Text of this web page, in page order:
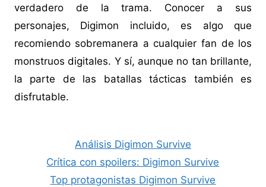
verdadero de la trama. Conocer a sus
personajes, Digimon incluido, es algo que
recomiendo sobremanera a cualquier fan de los
monstruos digitales. Y sí, aunque no tan brillante,
la parte de las batallas tácticas también es
disfrutable.
Análisis Digimon Survive
Crítica con spoilers: Digimon Survive
Top protagonistas Digimon Survive